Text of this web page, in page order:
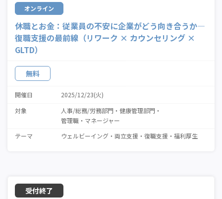
オンライン
休職とお金：従業員の不安に企業がどう向き合うか—
復職支援の最前線（リワーク × カウンセリング ×
GLTD）
無料
開催日
2025/12/23(火)
対象
人事/総務/労務部門
健康管理部門
管理職・マネージャー
テーマ
ウェルビーイング 両立支援 復職支援 福利厚生